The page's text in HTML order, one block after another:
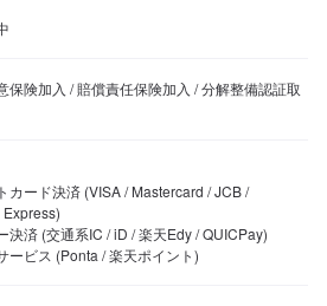
保険加入 / 賠償責任保険加入 / 分解整備認証取
カード決済 (VISA / Mastercard / JCB /
決済 (交通系IC / iD / 楽天Edy / QUICPay)
ービス (Ponta / 楽天ポイント)